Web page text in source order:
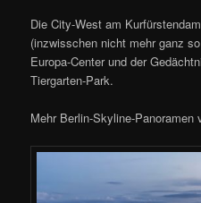
Die City-West am
(inzwisschen nicht mehr ganz
Europa-Center und der
Tiergarten-Park.
Mehr Berlin-Skyline-Panoramen